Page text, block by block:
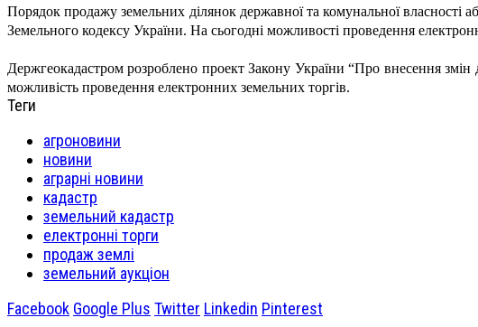
Порядок продажу земельних ділянок державної та комунальної
Земельного кодексу України. На сьогодні можливості проведення
Держгеокадастром розроблено проект Закону України “Про внесення змін
можливість проведення електронних земельних торгів.
Теги
агроновини
новини
аграрні новини
кадастр
земельний кадастр
електронні торги
продаж землі
земельний аукціон
Facebook Google Plus Twitter Linkedin Pinterest